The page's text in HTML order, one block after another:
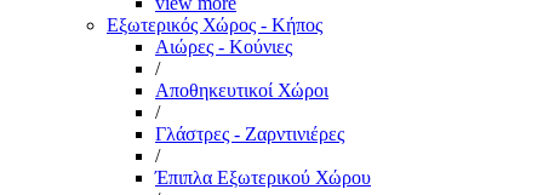
Εξωτερικός Χώρος - Κήπος
Αιώρες - Κούνιες
/
Αποθηκευτικοί Χώροι
/
Γλάστρες - Ζαρντινιέρες
/
Έπιπλα Εξωτερικού Χώρου